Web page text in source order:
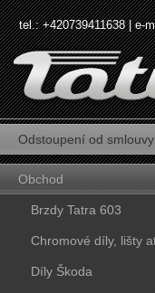
tel.: +420739411638 | e-
Odstoupení od smlouvy
Obchod
Brzdy Tatra 603
Chromové díly, lišty
vozy Tatra 603
Díly Škoda